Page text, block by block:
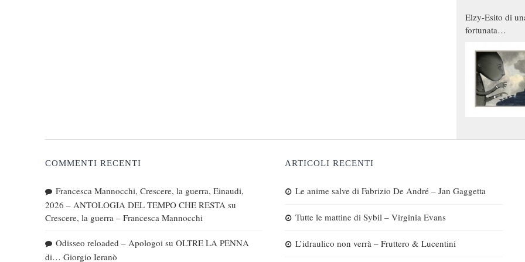
Elzy-Esito di
fortunata
COMMENTI RECENTI
Francesca Mannocchi, Crescere, la guerra, Einaudi,
2026 – ANTOLOGIA DEL TEMPO CHE RESTA su
Crescere, la guerra – Francesca Mannocchi
Odisseo reloaded – Apologoi su OLTRE LA PENNA
di… Giorgio Ieranò
ARTICOLI RECENTI
Le anime salve di Fabrizio De André – Jan Gaggetta
Tutte le mattine di Sybil – Virginia Evans
L’idraulico non verrà – Fruttero & Lucentini